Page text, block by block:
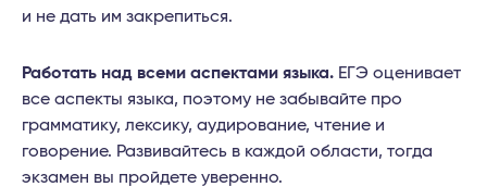
и не дать им закрепиться.
Работать над всеми аспектами языка. ЕГЭ оценивает
все аспекты языка, поэтому не забывайте про
грамматику, лексику, аудирование, чтение и
говорение. Развивайтесь в каждой области, тогда
экзамен вы пройдете уверенно.